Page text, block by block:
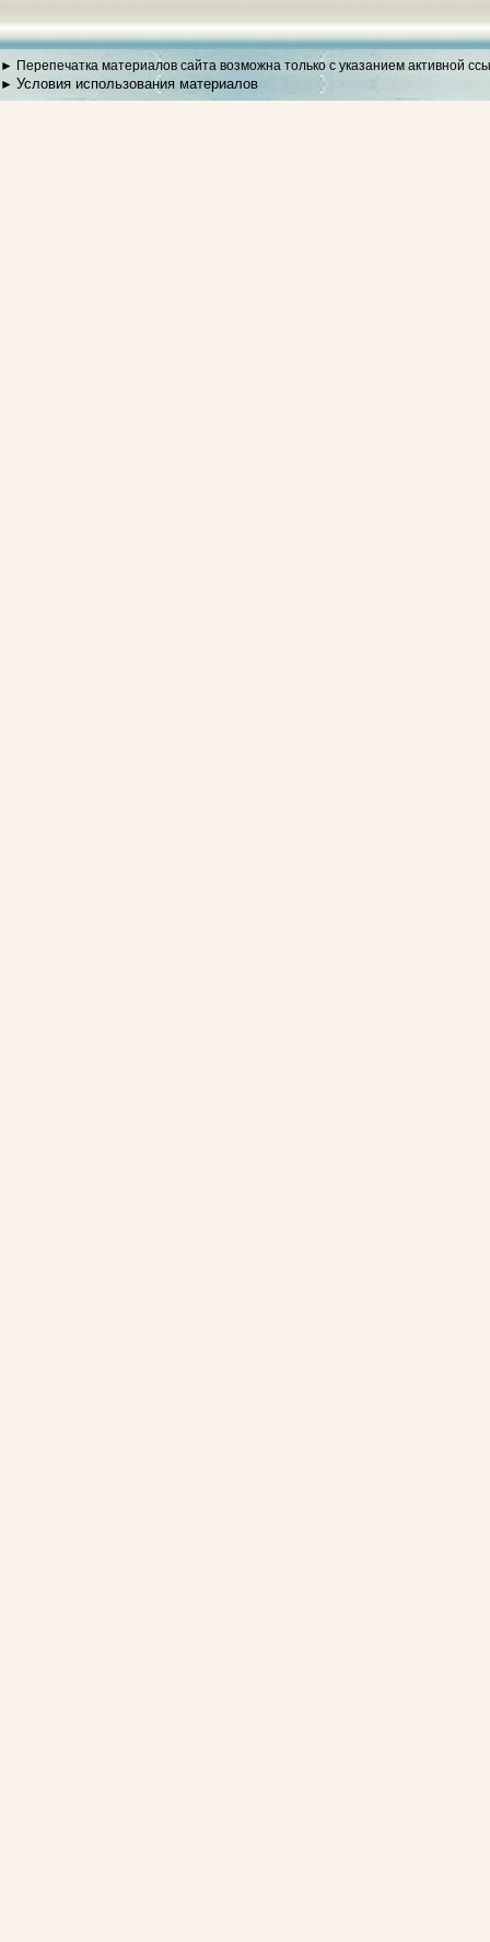
► Перепечатка материалов сайта возможна только с указанием активной
► Условия использования материалов